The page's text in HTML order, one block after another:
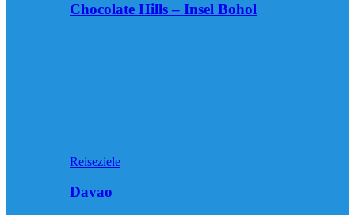
Chocolate Hills – Insel Bohol
Reiseziele
Davao